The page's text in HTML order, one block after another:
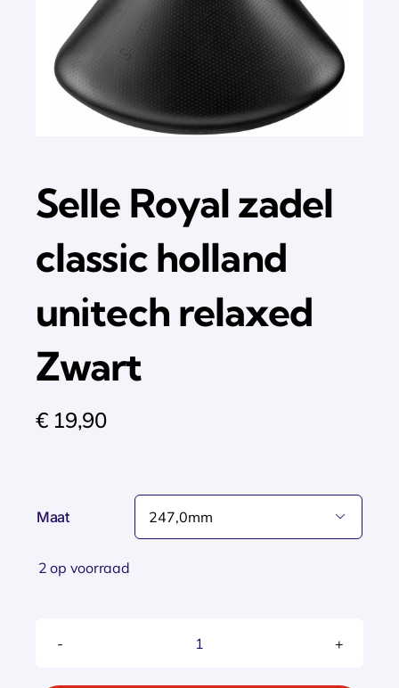
Selle Royal zadel
classic holland
unitech relaxed
Zwart
€19,90
Maat 
2 op voorraad
Selle